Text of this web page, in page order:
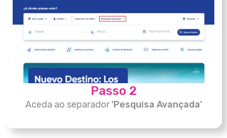
Passo 2
Aceda ao separador'Pesquisa Avançada'